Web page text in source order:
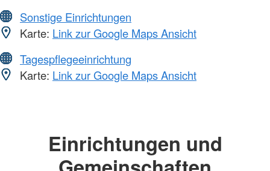
Sonstige Einrichtungen
Karte: Link zur Google Maps Ansicht
Tagespflegeeinrichtung
Karte: Link zur Google Maps Ansicht
Einrichtungen und